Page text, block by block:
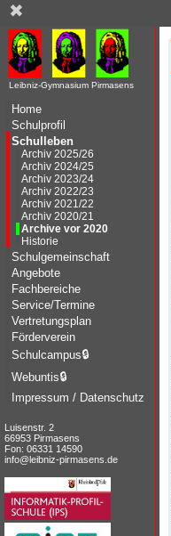
Leibniz-Gymnasium Pirmasens
Home
Schulprofil
Schulleben
Archiv 2025/26
Archiv 2024/25
Archiv 2023/24
Archiv 2022/23
Archiv 2021/22
Archiv 2020/21
Archive vor 2020
Historie
Schulgemeinschaft
Angebote
Fachbereiche
Service/Termine
Vertretungsplan
Förderverein
Schulcampus🔒
Webuntis🔒
Impressum / Datenschutz
Luisenstr. 2
66953 Pirmasens
Fon: 06331 14590
info@leibniz-pirmasens.de
✖